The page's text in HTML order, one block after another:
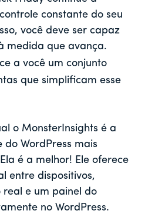
constante do seu
você deve ser capaz
medida que avança.
a você um conjunto
que simplificam esse
o MonsterInsights é a
WordPress mais
é a melhor! Ele oferece
entre dispositivos,
e um painel do
no WordPress.